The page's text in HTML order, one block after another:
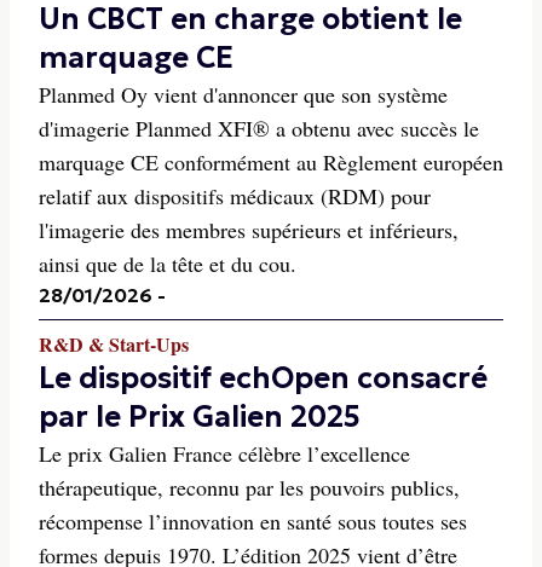
Un CBCT en charge obtient le
marquage CE
Planmed Oy vient d'annoncer que son système
d'imagerie Planmed XFI® a obtenu avec succès le
marquage CE conformément au Règlement européen
relatif aux dispositifs médicaux (RDM) pour
l'imagerie des membres supérieurs et inférieurs,
ainsi que de la tête et du cou.
28/01/2026 -
R&D & Start-Ups
Le dispositif echOpen consacré
par le Prix Galien 2025
Le prix Galien France célèbre l’excellence
thérapeutique, reconnu par les pouvoirs publics,
récompense l’innovation en santé sous toutes ses
formes depuis 1970. L’édition 2025 vient d’être